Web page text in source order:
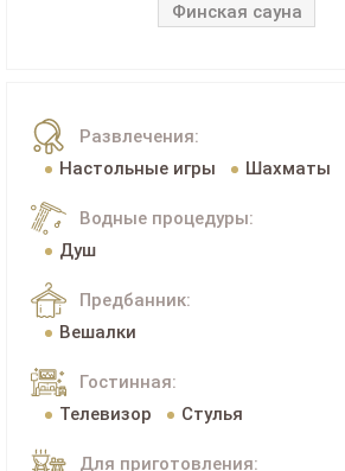
Финская сауна
Развлечения:
Настольные игры
Шахматы
Водные процедуры:
Душ
Предбанник:
Вешалки
Гостинная:
Телевизор
Стулья
Для приготовления: